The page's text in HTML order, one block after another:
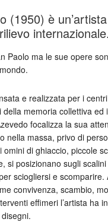
(1950) è un’artista
internazionale.
Paolo ma le sue opere
e realizzata per i
memoria collettiva ed
focalizza la sua
nella massa, privo di
omini di ghiaccio, piccole
si posizionano sugli
sciogliersi e scomparire.
convivenza, scambio,
effimeri l’artista ha